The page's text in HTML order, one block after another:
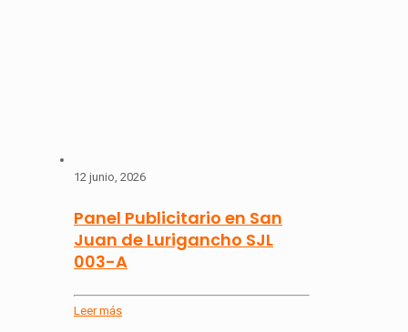
12 junio, 2026
Panel Publicitario en San
Juan de Lurigancho SJL
003-A
Leer más